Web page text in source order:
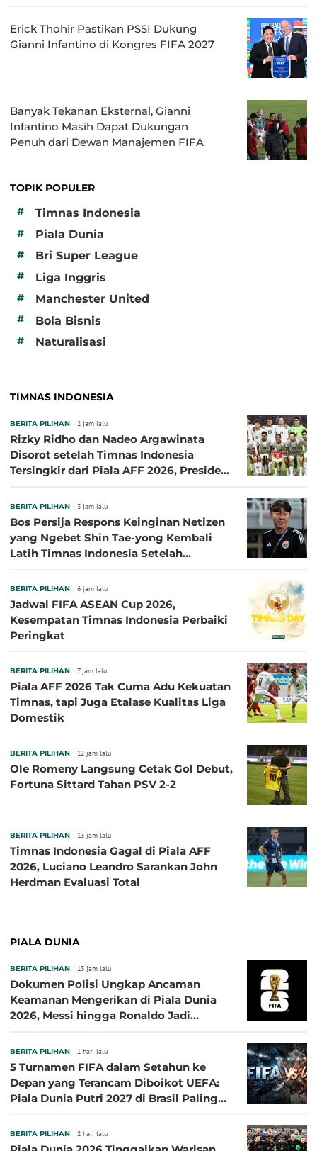
Erick Thohir Pastikan PSSI Dukung
Gianni Infantino di Kongres FIFA 2027
Banyak Tekanan Eksternal, Gianni
Infantino Masih Dapat Dukungan
Penuh dari Dewan Manajemen FIFA
TOPIK POPULER
#
Timnas Indonesia
# Piala Dunia
# Bri Super League
# Liga Inggris
# Manchester United
# Bola Bisnis
# Naturalisasi
TIMNAS INDONESIA
BERITA PILIHAN 2 jam lalu
Rizky Ridho dan Nadeo Argawinata
Disorot setelah Timnas Indonesia
Tersingkir dari Piala AFF 2026, Presiden
BERITA PILIHAN 3 jam lalu
Bos Persija Respons Keinginan Netizen
yang Ngebet Shin Tae-yong Kembali
Latih Timnas Indonesia Setelah
BERITA PILIHAN 6 jam lalu
Jadwal FIFA ASEAN Cup 2026,
Kesempatan Timnas Indonesia Perbaiki
Peringkat
BERITA PILIHAN 7 jam lalu
Piala AFF 2026 Tak Cuma Adu Kekuatan
Timnas, tapi Juga Etalase Kualitas Liga
Domestik
BERITA PILIHAN 12 jam lalu
Ole Romeny Langsung Cetak Gol Debut,
Fortuna Sittard Tahan PSV 2-2
BERITA PILIHAN 13 jam lalu
Timnas Indonesia Gagal di Piala AFF
2026, Luciano Leandro Sarankan John
Herdman Evaluasi Total
PIALA DUNIA
BERITA PILIHAN 13 jam lalu
Dokumen Polisi Ungkap Ancaman
Keamanan Mengerikan di Piala Dunia
2026, Messi hingga Ronaldo Jadi
BERITA PILIHAN 1 hari lalu
5 Turnamen FIFA dalam Setahun ke
Depan yang Terancam Diboikot UEFA:
Piala Dunia Putri 2027 di Brasil Paling
BERITA PILIHAN 2 hari lalu